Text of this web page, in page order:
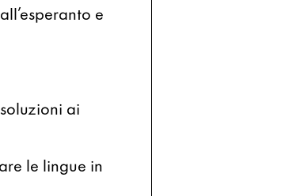
e
ai
le lingue in